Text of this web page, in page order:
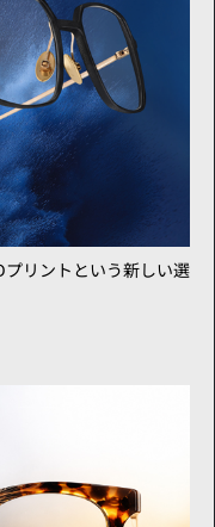
リントという新しい選